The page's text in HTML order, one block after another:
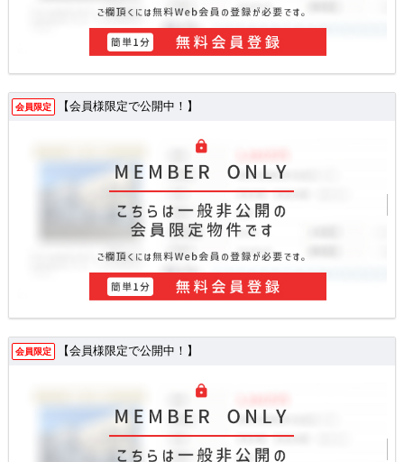
会員限定 【会員様限定で公開中！】
会員限定 【会員様限定で公開中！】